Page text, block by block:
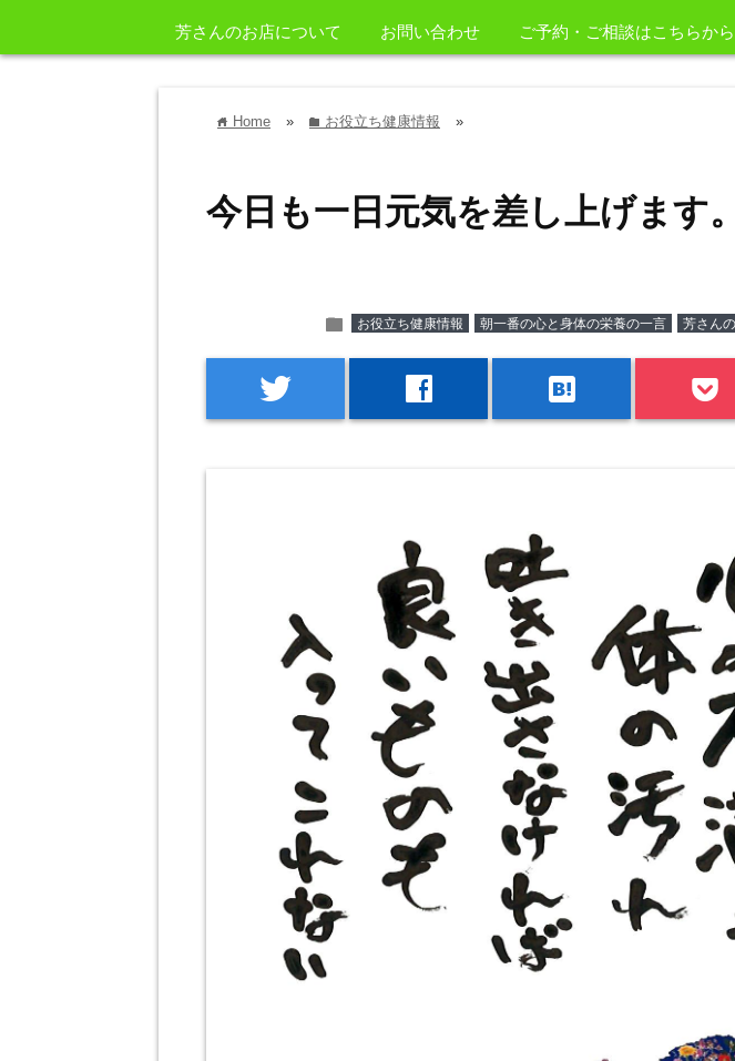
芳さんのお店について お問い合わせ ご予約・ご相談はこちらから
home Home » folder お役立ち健康情報 »
今日も一日元気を差し上げます。
folder お役立ち健康情報 朝一番の心と身体の栄養の一言 芳さん
twitter facebook hatenabookmark